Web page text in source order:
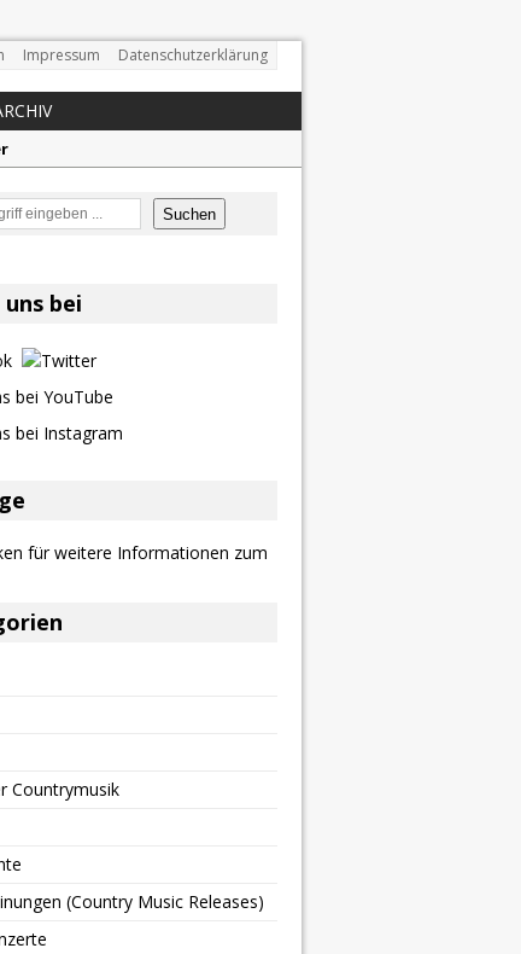
Impressum Datenschutzerklärung
Shaboozey im Fokus
Days Ahead“ an
Suchen
uns bei
Countrymusik
(Country Music Releases)